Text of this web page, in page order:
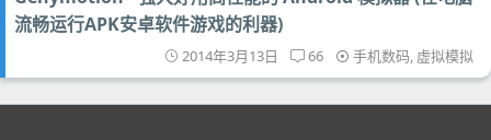
流畅运行APK安卓软件游戏的利器)
2014年3月13日 66 手机数码, 虚拟模拟